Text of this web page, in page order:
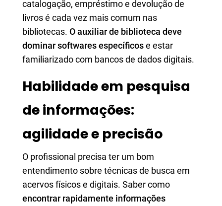
catalogação, empréstimo e devolução de
livros é cada vez mais comum nas
bibliotecas. O auxiliar de biblioteca deve
dominar softwares específicose estar
familiarizado com bancos de dados digitais.
Habilidade em pesquisa
de informações:
agilidade e precisão
O profissional precisa ter um bom
entendimento sobre técnicas de busca em
acervos físicos e digitais. Saber como
encontrar rapidamente informações